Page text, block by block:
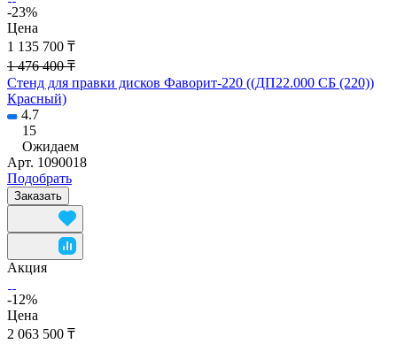
-23%
Цена
1 135 700 ₸
1 476 400 ₸
Стенд для правки дисков Фаворит-220 ((ДП22.000 СБ (220))
Красный)
4.7
15
Ожидаем
Арт. 1090018
Подобрать
Заказать
Акция
-12%
Цена
2 063 500 ₸